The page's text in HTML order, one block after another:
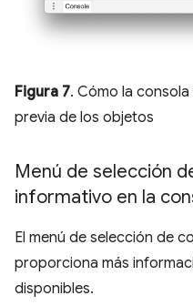
Figura 7. Cómo la
previa de los objetos
Menú de selección
informativo en la
El menú de selección de
proporciona más
disponibles.